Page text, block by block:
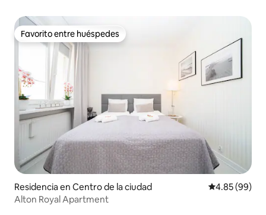
Favorito entre huéspedes
Favorito entre huéspedes
Residencia en Centro de la ciudad Calificación
4.85 (99)
Alton Royal Apartment